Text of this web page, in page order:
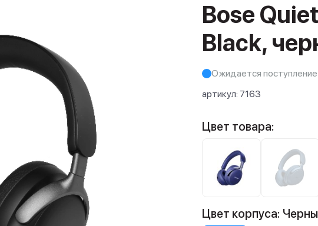
Bose
Black,
Ожидается поступление
артикул: 7163
Цвет товара:
Цвет корпуса: